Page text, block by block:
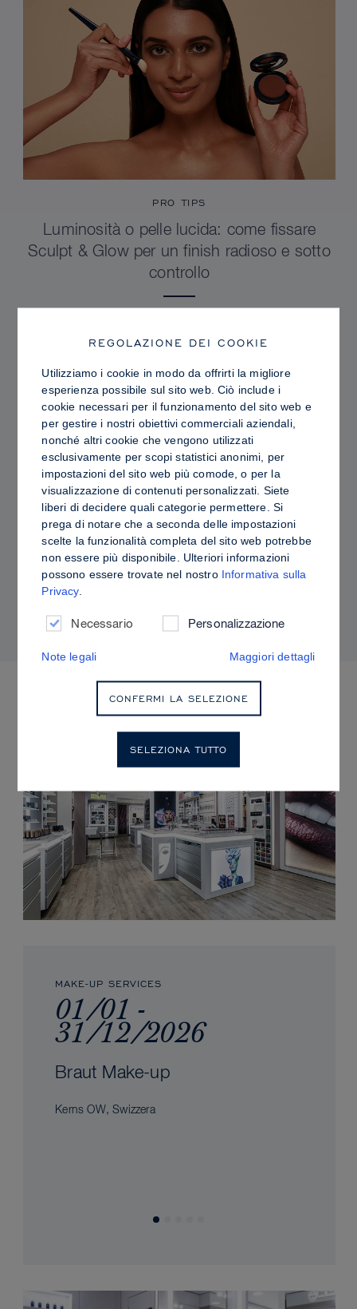
PRO TIPS
Luminosità o pelle lucida: come fissare
Sculpt & Glow per un finish radioso e sotto
controllo
PRO TIPS
Contouring in crema o in polvere: differenze,
vantaggi e come scegliere i prodotti più
MAKE-UP SERVICES
01/01 -
31/12/2026
Braut Make-up
Kerns OW, Swizzera
REGOLAZIONE DEI COOKIE
Utilizziamo i cookie in modo da offrirti la migliore
esperienza possibile sul sito web. Ciò include i
cookie necessari per il funzionamento del sito web e
per gestire i nostri obiettivi commerciali aziendali,
nonché altri cookie che vengono utilizzati
esclusivamente per scopi statistici anonimi, per
impostazioni del sito web più comode, o per la
visualizzazione di contenuti personalizzati. Siete
liberi di decidere quali categorie permettere. Si
prega di notare che a seconda delle impostazioni
scelte la funzionalità completa del sito web potrebbe
non essere più disponibile. Ulteriori informazioni
possono essere trovate nel nostro Informativa sulla
Privacy.
Necessario Personalizzazione
Note legali Maggiori dettagli
CONFERMI LA SELEZIONE
SELEZIONA TUTTO